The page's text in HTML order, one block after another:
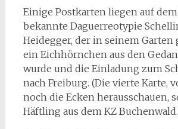
Einige Postkarten liegen auf
bekannte Daguerreotypie
Heidegger, der in seinem Garten
ein Eichhörnchen aus den
wurde und die Einladung zum
nach Freiburg. (Die vierte Karte,
noch die Ecken herausschauen,
Häftling aus dem KZ